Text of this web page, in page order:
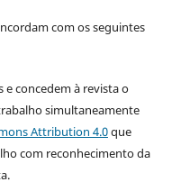
com os seguintes
concedem à revista o
simultaneamente
Attribution 4.0que
com reconhecimento da